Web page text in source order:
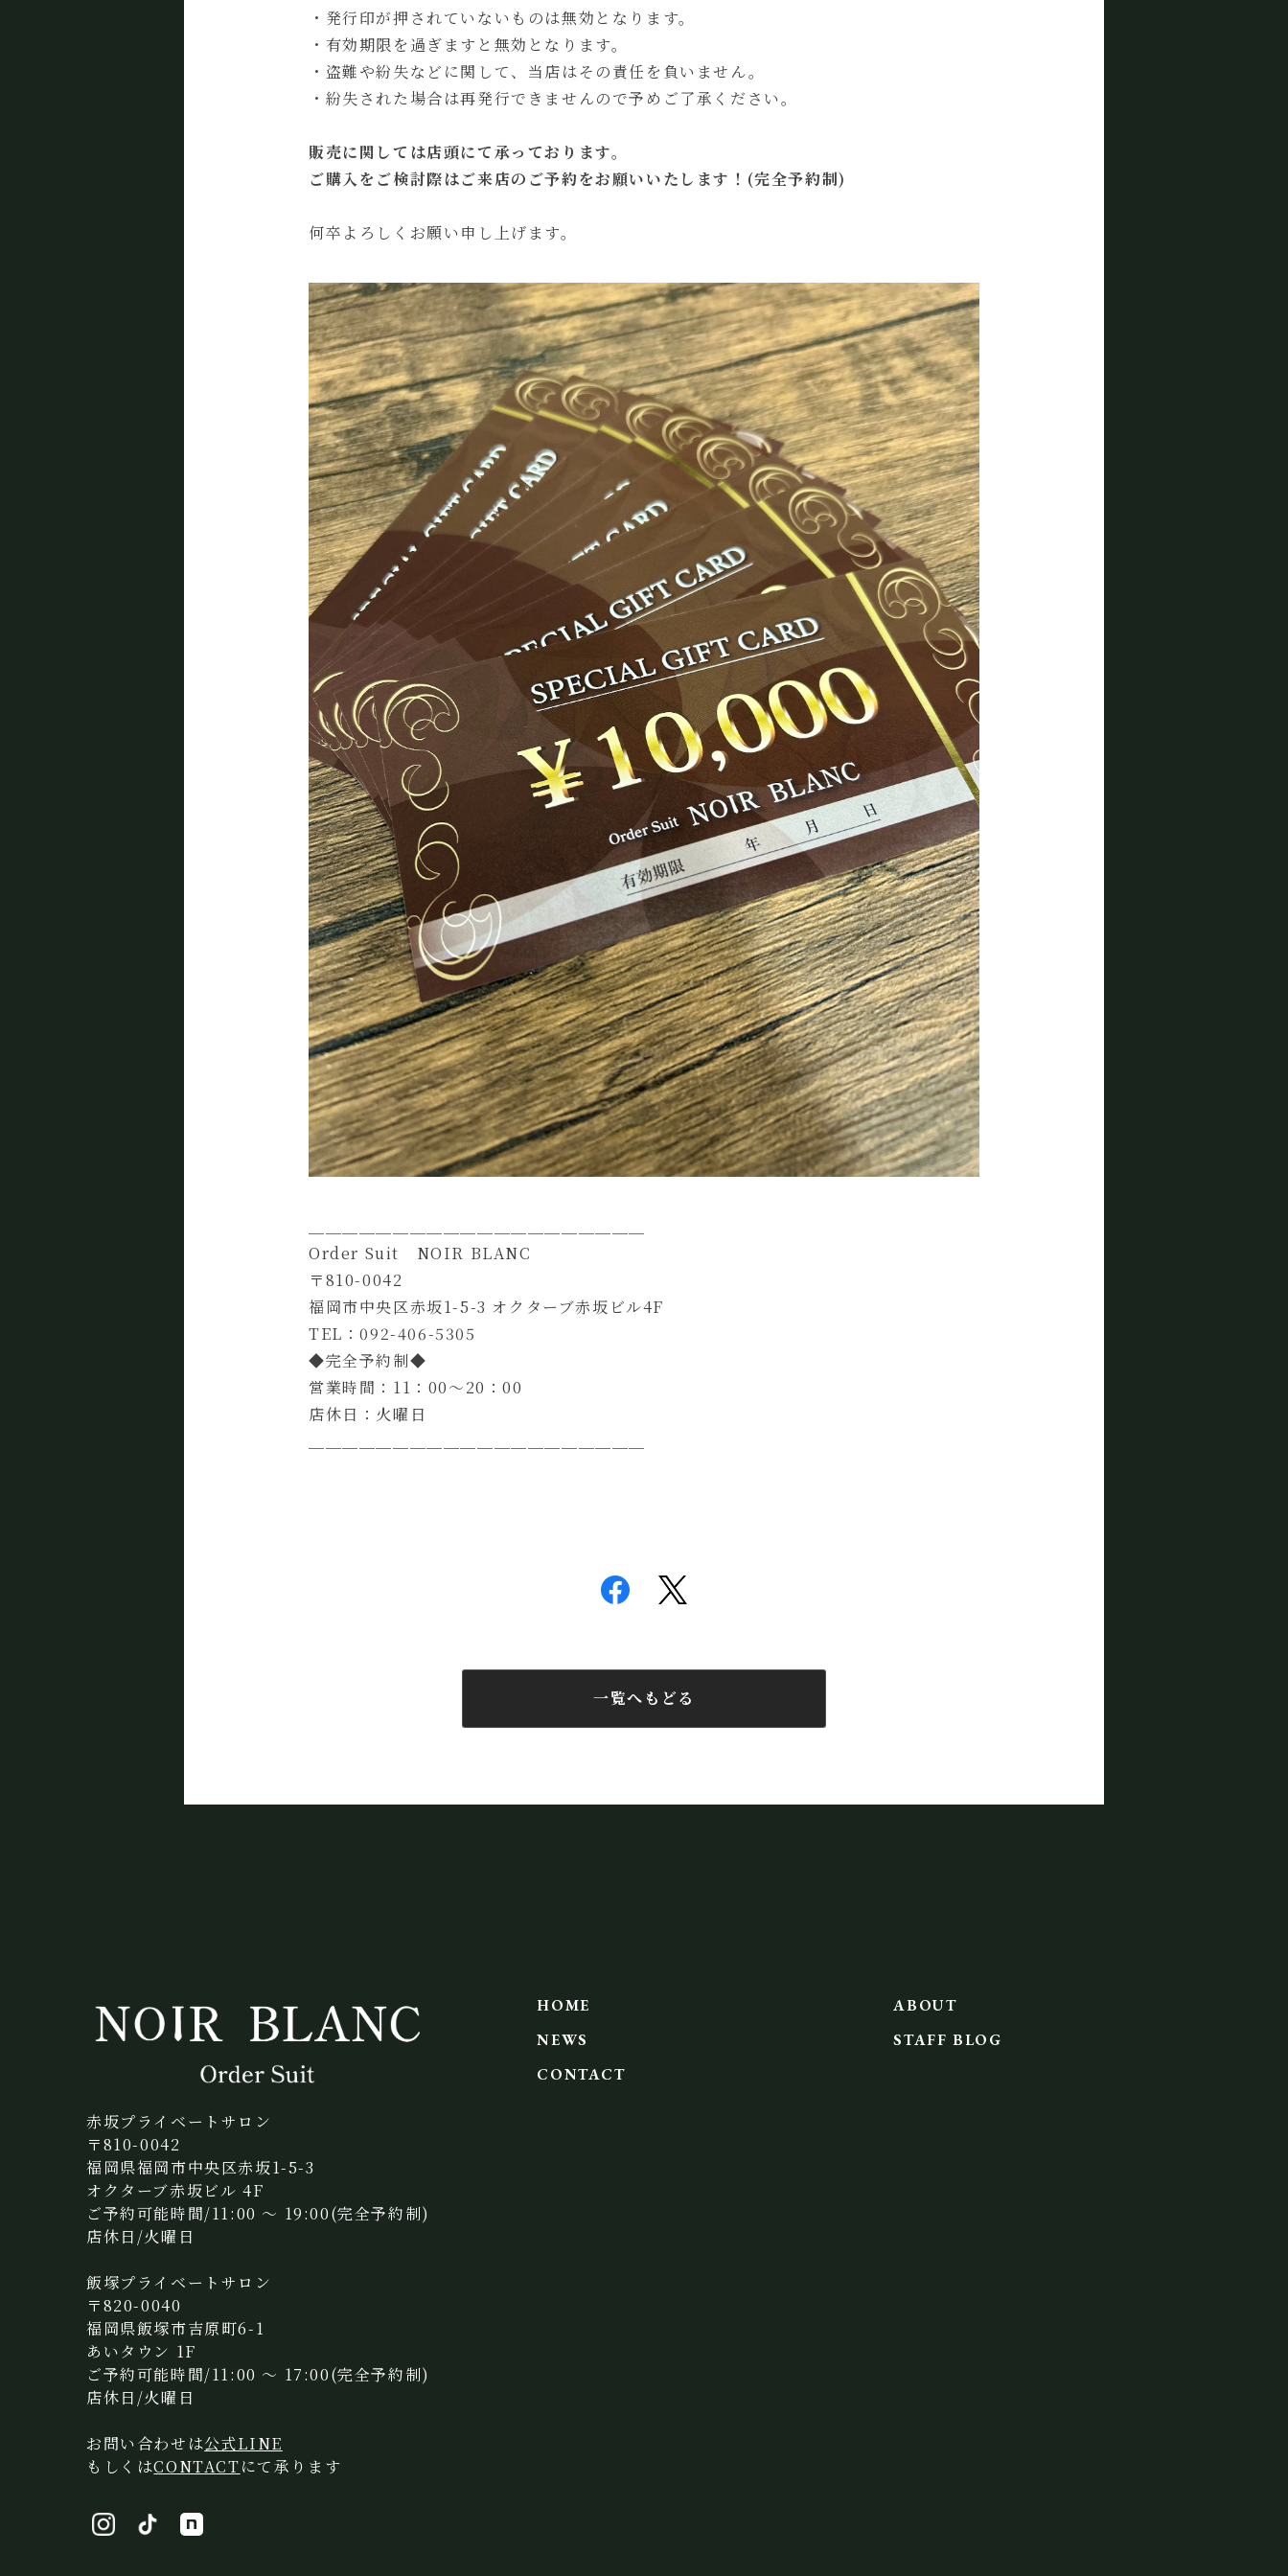
・発行印が押されていないものは無効となります。
・有効期限を過ぎますと無効となります。
・盗難や紛失などに関して、当店はその責任を負いません。
・紛失された場合は再発行できませんので予めご了承ください。
販売に関しては店頭にて承っております。
ご購入をご検討際はご来店のご予約をお願いいたします！(完全予約制)
何卒よろしくお願い申し上げます。
Order Suit NOIR BLANC
〒810-0042
福岡市中央区赤坂1-5-3 オクターブ赤坂ビル4F
TEL：092-406-5305
◆完全予約制◆
営業時間：11：00～20：00
店休日：火曜日
一覧へもどる
赤坂プライベートサロン
〒810-0042
福岡県福岡市中央区赤坂1-5-3
オクターブ赤坂ビル 4F
ご予約可能時間/11:00 〜 19:00(完全予約制)
店休日/火曜日
飯塚プライベートサロン
〒820-0040
福岡県飯塚市吉原町6-1
あいタウン 1F
ご予約可能時間/11:00 〜 17:00(完全予約制)
店休日/火曜日
お問い合わせは公式LINE
もしくはCONTACTにて承ります
HOME
ABOUT
NEWS
STAFF BLOG
CONTACT